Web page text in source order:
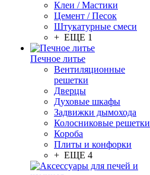
Клеи / Мастики
Цемент / Песок
Штукатурные смеси
+ ЕЩЕ 1
Печное литье
Вентиляционные
решетки
Дверцы
Духовые шкафы
Задвижки дымохода
Колосниковые решетки
Короба
Плиты и конфорки
+ ЕЩЕ 4